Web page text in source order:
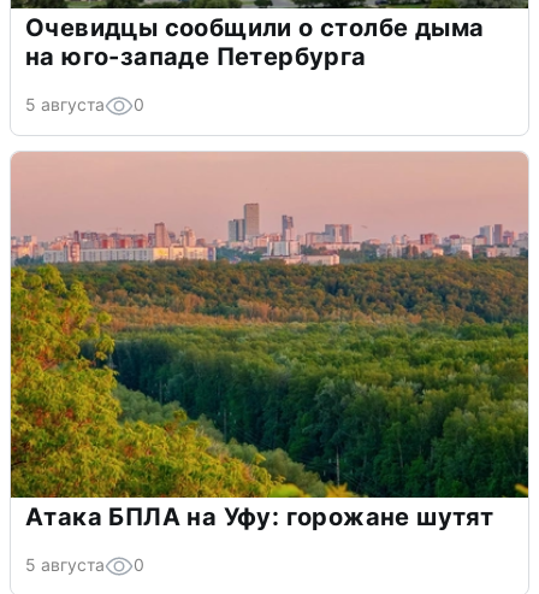
Очевидцы сообщили о столбе дыма
на юго-западе Петербурга
5 августа 0
Атака БПЛА на Уфу: горожане шутят
5 августа 0